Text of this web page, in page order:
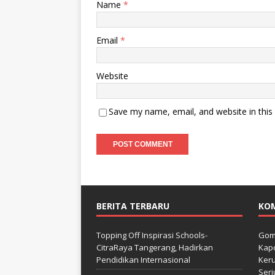
Name *
Email *
Website
Save my name, email, and website in
BERITA TERBARU
Topping Off Inspirasi Schools-
CitraRaya Tangerang, Hadirkan
Pendidikan Internasional